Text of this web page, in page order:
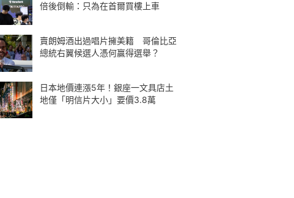
倍後倒輸：只為在首爾買樓上車
賣朗姆酒出過唱片擁美籍 哥倫比亞
總統右翼候選人憑何贏得選舉？
日本地價連漲5年！銀座一文具店土
地僅「明信片大小」要價3.8萬